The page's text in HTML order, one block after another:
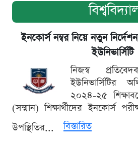
ইনকোর্স নম্বর নিয়ে নতুন
ইউনিভার্সিটি
নিজস্ব
ইউনিভার্সিটির
২০২৪-২৫
(সম্মান) শিক্ষার্থীদের ইনকোর্স
উপস্থিতির...
বিস্তারিত